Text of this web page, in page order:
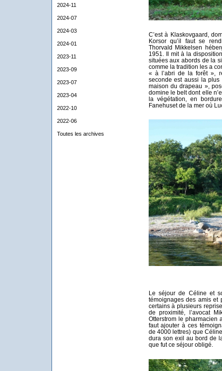
2024-11
2024-07
2024-03
2024-01
2023-11
2023-09
2023-07
2023-04
2022-10
2022-06
Toutes les archives
C’est à Klaskovgaard,
Korsor qu’il faut se
Thorvald Mikkelsen
1951. Il mit à la
situées aux abords de la
comme la tradition les a
« à l’abri de la forêt »,
seconde est aussi la plus
maison du drapeau »,
domine le belt dont elle
la végétation, en
Fanehuset de la mer où
Le séjour de Céline et
témoignages des amis et
certains à plusieurs
de proximité, l’avocat
Otterstrom le pharmacien
faut ajouter à ces
de 4000 lettres) que
dura son exil au bord de
que fut ce séjour obligé.